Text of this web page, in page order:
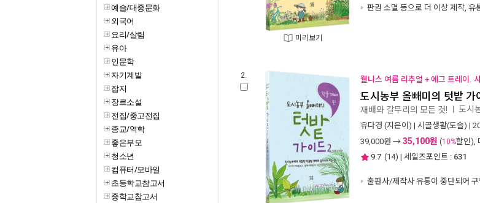
예술/대중문화
외국어
요리/살림
유아
인문학
자기계발
잡지
장르소설
전집/중고전집
종교/역학
좋은부모
청소년
컴퓨터/모바일
초등학교참고서
중학교참고서
미리보기
판권 소멸 등으로 더 이상 제작, 유
2. 웰니스 여름 리추얼 + 에그 트레이.
도시농부 올빼미의 텃밭 가
재배와 갈무리의 모든 것! 도시
유다경 (지은이) | 시골생활(도솔) |
39,000원 → 35,100원 (10%할인),
9.7 (14) | 세일즈포인트 : 631
출판사/제작사 유통이 중단되어